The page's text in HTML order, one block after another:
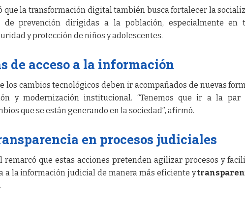
que la transformación digital también busca fortalecer la
de prevención dirigidas a la población, especialmente en
y protección de niños y adolescentes.
de acceso a la información
los cambios tecnológicos deben ir acompañados de nuevas
y modernización institucional. “Tenemos que ir a la par
que se están generando en la sociedad”, afirmó.
en procesos judiciales
remarcó que estas acciones pretenden agilizar procesos y
a la información judicial de manera más eficiente y
.